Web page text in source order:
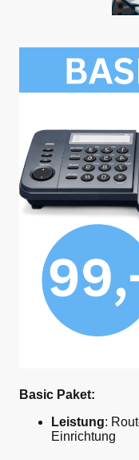
Basic Paket:
Leistung:
Einrichtung